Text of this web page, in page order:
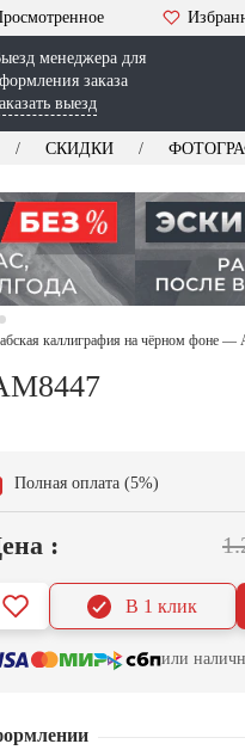
менеджера для
заказа
выезд
СКИДКИ
каллиграфия на чёрном фоне —
Полная оплата (5%)
:
В 1 клик
или